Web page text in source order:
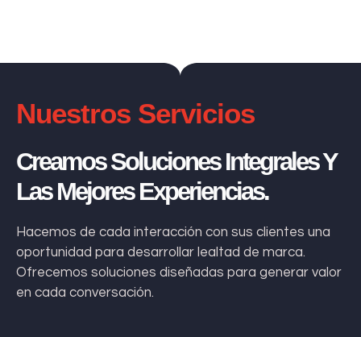
Nuestros Servicios
Creamos Soluciones Integrales Y
Las Mejores Experiencias.
Hacemos de cada interacción con sus clientes una
oportunidad para desarrollar lealtad de marca.
Ofrecemos soluciones diseñadas para generar valor
en cada conversación.